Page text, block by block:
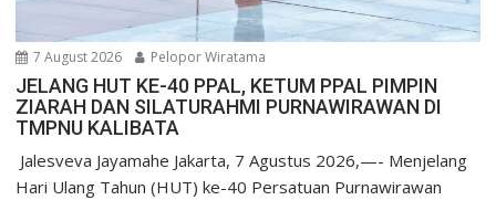
7 August 2026 Pelopor Wiratama
JELANG HUT KE-40 PPAL, KETUM PPAL PIMPIN
ZIARAH DAN SILATURAHMI PURNAWIRAWAN DI
TMPNU KALIBATA
​ Jalesveva Jayamahe Jakarta, 7 Agustus 2026,—- Menjelang
Hari Ulang Tahun (HUT) ke-40 Persatuan Purnawirawan